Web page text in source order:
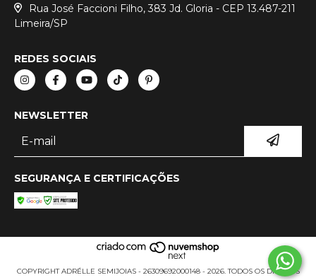
Rua José Faccioni Filho, 383 Jd. Gloria - CEP 13.487-211
Limeira/SP
REDES SOCIAIS
NEWSLETTER
SEGURANÇA E CERTIFICAÇÕES
COPYRIGHT ADRÉLLE SEMIJOIAS - 26309692000148 - 2026. TODOS OS DIREITOS